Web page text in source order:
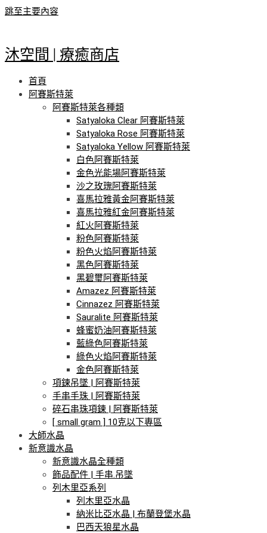
跳至主要內容
沐空間 | 療癒商店
首頁
阿賽斯特萊
阿賽斯特萊各種類
Satyaloka Clear 阿賽斯特萊
Satyaloka Rose 阿賽斯特萊
Satyaloka Yellow 阿賽斯特萊
白色阿賽斯特萊
金色光能場阿賽斯特萊
沙之玫瑰阿賽斯特萊
喜馬拉雅黃金阿賽斯特萊
喜馬拉雅紅金阿賽斯特萊
紅火阿賽斯特萊
粉色阿賽斯特萊
粉色火焰阿賽斯特萊
黑色阿賽斯特萊
黑碧璽阿賽斯特萊
Amazez 阿賽斯特萊
Cinnazez 阿賽斯特萊
Sauralite 阿賽斯特萊
蜂蜜奶油阿賽斯特萊
藍綠色阿賽斯特萊
綠色火焰阿賽斯特萊
金色阿賽斯特萊
項鍊吊墜 | 阿賽斯特萊
手串手珠 | 阿賽斯特萊
碎石串珠項鍊 | 阿賽斯特萊
[ small gram ] 10克以下專區
大師水晶
新意識水晶
新意識水晶全種類
飾品配件 | 手串.吊墜
列木里亞系列
列木里亞水晶
納米比亞水晶 | 布蘭登堡水晶
巴西天狼星水晶